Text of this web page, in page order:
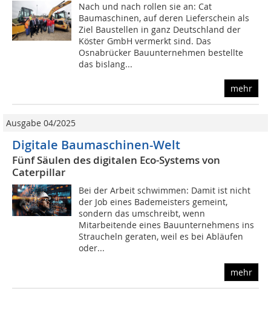
Nach und nach rollen sie an: Cat
Baumaschinen, auf deren Lieferschein als
Ziel Baustellen in ganz Deutschland der
Köster GmbH vermerkt sind. Das
Osnabrücker Bauunternehmen bestellte
das bislang...
mehr
Ausgabe 04/2025
Digitale Baumaschinen-Welt
Fünf Säulen des digitalen Eco-Systems von
Caterpillar
Bei der Arbeit schwimmen: Damit ist nicht
der Job eines Bademeisters gemeint,
sondern das umschreibt, wenn
Mitarbeitende eines Bauunternehmens ins
Straucheln geraten, weil es bei Abläufen
oder...
mehr